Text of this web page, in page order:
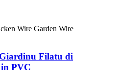
Filatu di
PVC